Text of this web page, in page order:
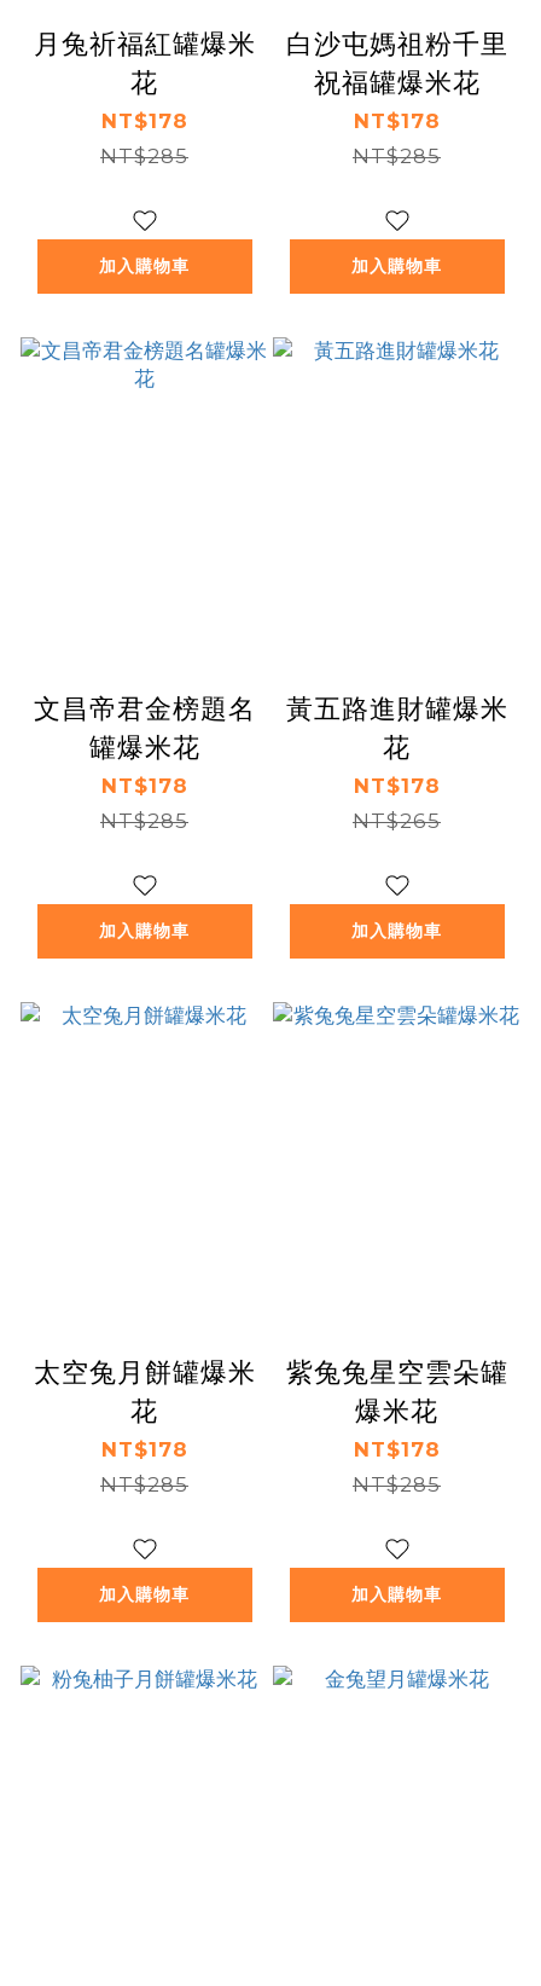
月兔祈福紅罐爆米
花
NT$178
NT$285
加入購物車
白沙屯媽祖粉千里
祝福罐爆米花
NT$178
NT$285
加入購物車
文昌帝君金榜題名
罐爆米花
NT$178
NT$285
加入購物車
黃五路進財罐爆米
花
NT$178
NT$265
加入購物車
太空兔月餅罐爆米
花
NT$178
NT$285
加入購物車
紫兔兔星空雲朵罐
爆米花
NT$178
NT$285
加入購物車